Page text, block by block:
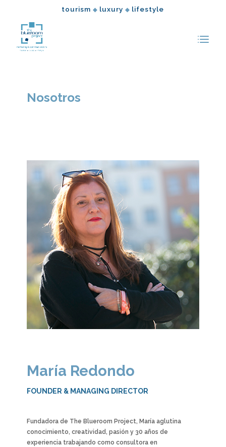
tourism ◆ luxury ◆ lifestyle
Nosotros
María Redondo
FOUNDER & MANAGING DIRECTOR
Fundadora de The Blueroom Project, María aglutina
conocimiento, creatividad, pasión y 30 años de
experiencia trabajando como consultora en